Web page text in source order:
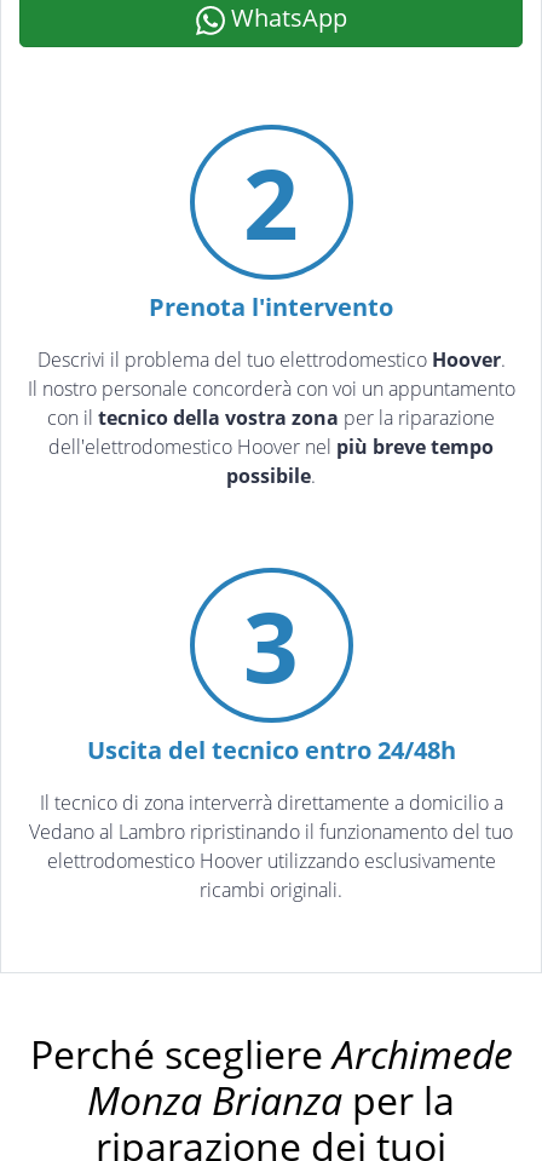
WhatsApp
2
Prenota l'intervento
Descrivi il problema del tuo elettrodomestico Hoover.
Il nostro personale concorderà con voi un appuntamento
con il tecnico della vostra zona per la riparazione
dell'elettrodomestico Hoover nel più breve tempo
possibile.
3
Uscita del tecnico entro 24/48h
Il tecnico di zona interverrà direttamente a domicilio a
Vedano al Lambro ripristinando il funzionamento del tuo
elettrodomestico Hoover utilizzando esclusivamente
ricambi originali.
Perché scegliereArchimede
Monza Brianza per la
riparazione dei tuoi